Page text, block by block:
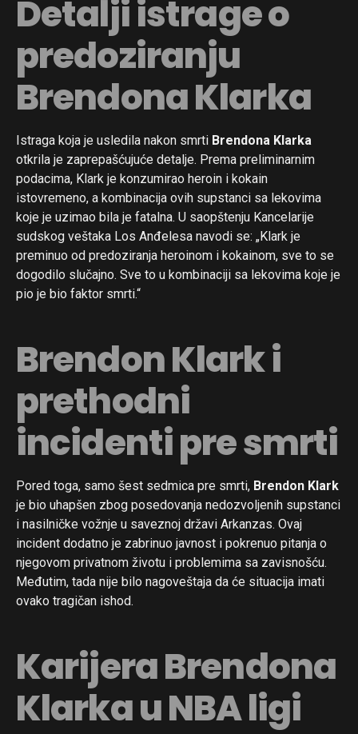
Detalji istrage o
predoziranju
Brendona Klarka
Istraga koja je usledila nakon smrti Brendona Klarka
otkrila je zaprepašćujuće detalje. Prema preliminarnim
podacima, Klark je konzumirao heroin i kokain
istovremeno, a kombinacija ovih supstanci sa lekovima
koje je uzimao bila je fatalna. U saopštenju Kancelarije
sudskog veštaka Los Anđelesa navodi se: „Klark je
preminuo od predoziranja heroinom i kokainom, sve to se
dogodilo slučajno. Sve to u kombinaciji sa lekovima koje je
pio je bio faktor smrti.“
Brendon Klark i
prethodni
incidenti pre smrti
Pored toga, samo šest sedmica pre smrti, Brendon Klark
je bio uhapšen zbog posedovanja nedozvoljenih supstanci
i nasilničke vožnje u saveznoj državi Arkanzas. Ovaj
incident dodatno je zabrinuo javnost i pokrenuo pitanja o
njegovom privatnom životu i problemima sa zavisnošću.
Međutim, tada nije bilo nagoveštaja da će situacija imati
ovako tragičan ishod.
Karijera Brendona
Klarka u NBA ligi